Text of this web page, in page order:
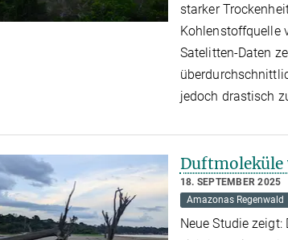
starker
Kohlenstoffquelle
Satelitten-Daten
jedoch drastisch
Duftmoleküle
18. SEPTEMBER 2025
Amazonas Regenwald
Neue Studie